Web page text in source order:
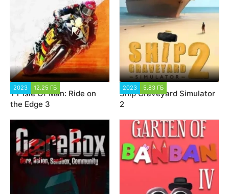
2023 12.25 ГБ
TT Isle Of Man: Ride on
the Edge 3
2023 5.83 ГБ
Ship Graveyard Simulator
2